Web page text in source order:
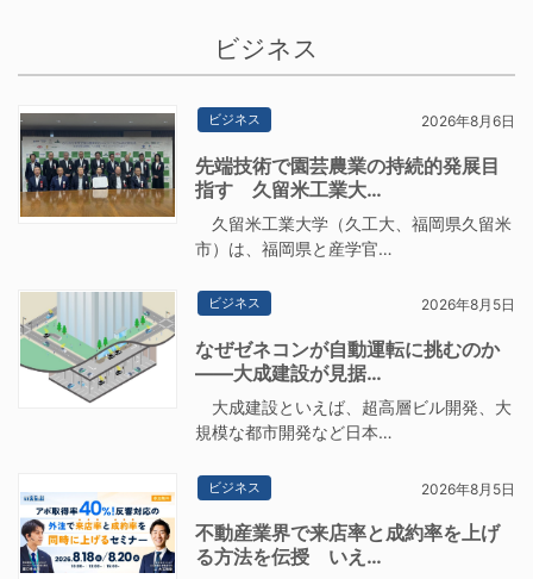
ビジネス
ビジネス 2026年8月6日
先端技術で園芸農業の持続的発展目
指す 久留米工業大…
久留米工業大学（久工大、福岡県久留米
市）は、福岡県と産学官…
ビジネス 2026年8月5日
なぜゼネコンが自動運転に挑むのか
――大成建設が見据…
大成建設といえば、超高層ビル開発、大
規模な都市開発など日本…
ビジネス 2026年8月5日
不動産業界で来店率と成約率を上げ
る方法を伝授 いえ…